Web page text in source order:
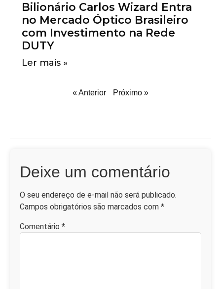
Bilionário Carlos Wizard Entra
no Mercado Óptico Brasileiro
com Investimento na Rede
DUTY
Ler mais »
« Anterior Próximo »
Deixe um comentário
O seu endereço de e-mail não será publicado.
Campos obrigatórios são marcados com *
Comentário *